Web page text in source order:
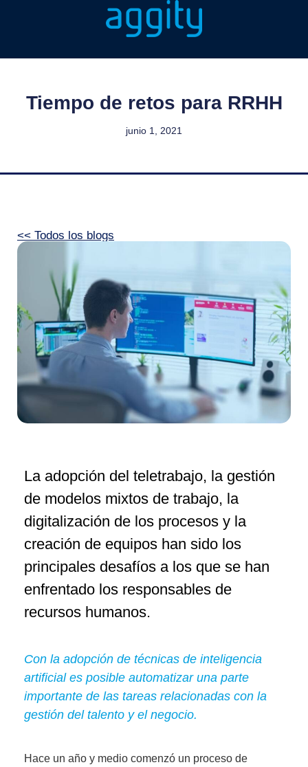
Tiempo de retos para RRHH
junio 1, 2021
<< Todos los blogs
La adopción del teletrabajo, la gestión
de modelos mixtos de trabajo, la
digitalización de los procesos y la
creación de equipos han sido los
principales desafíos a los que se han
enfrentado los responsables de
recursos humanos.
Con la adopción de técnicas de inteligencia
artificial es posible automatizar una parte
importante de las tareas relacionadas con la
gestión del talento y el negocio.
Hace un año y medio comenzó un proceso de